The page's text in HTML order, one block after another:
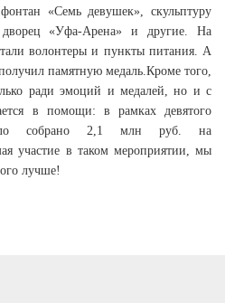
«Семь девушек», скульптуру
«Уфа-Арена» и другие. На
волонтеры и пункты питания. А
памятную медаль. Кроме того,
ради эмоций и медалей, но и с
в помощи: в рамках девятого
собрано 2,1 млн руб. на
участие в таком мероприятии, мы
лучше!